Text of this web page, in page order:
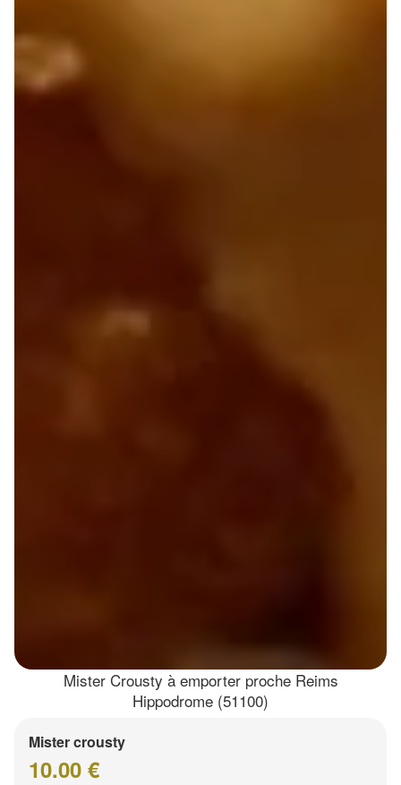
Mister Crousty à emporter proche Reims
Hippodrome (51100)
Mister crousty
10.00 €